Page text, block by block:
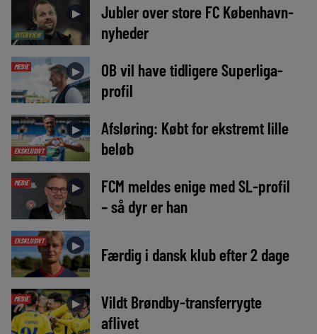
INTERVIEW
►
Jubler over store FC København-
nyheder
MEDIE ►
OB vil have tidligere Superliga-
profil
EKSKLUSIVT
►
Afsløring: Købt for ekstremt lille
beløb
MEDIE ►
FCM meldes enige med SL-profil
– så dyr er han
EKSKLUSIVT ► Færdig i dansk klub efter 2 dage
MEDIE ►
Vildt Brøndby-transferrygte
aflivet